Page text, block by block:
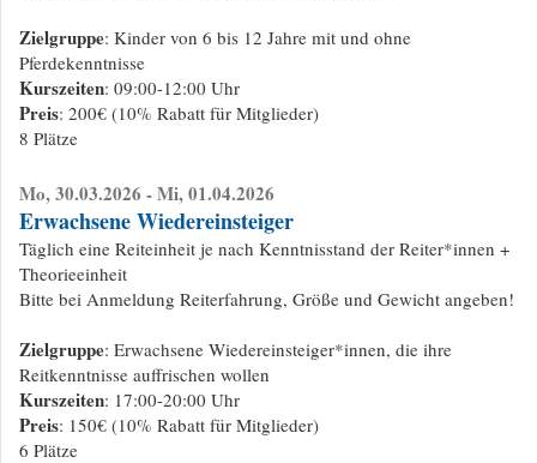
Zielgruppe: Kinder von 6 bis 12 Jahre mit und ohne
Pferdekenntnisse
Kurszeiten: 09:00-12:00 Uhr
Preis: 200€ (10% Rabatt für Mitglieder)
8 Plätze
Mo, 30.03.2026 - Mi, 01.04.2026
Erwachsene Wiedereinsteiger
Täglich eine Reiteinheit je nach Kenntnisstand der Reiter*innen +
Theorieeinheit
Bitte bei Anmeldung Reiterfahrung, Größe und Gewicht angeben!
Zielgruppe: Erwachsene Wiedereinsteiger*innen, die ihre
Reitkenntnisse auffrischen wollen
Kurszeiten: 17:00-20:00 Uhr
Preis: 150€ (10% Rabatt für Mitglieder)
6 Plätze